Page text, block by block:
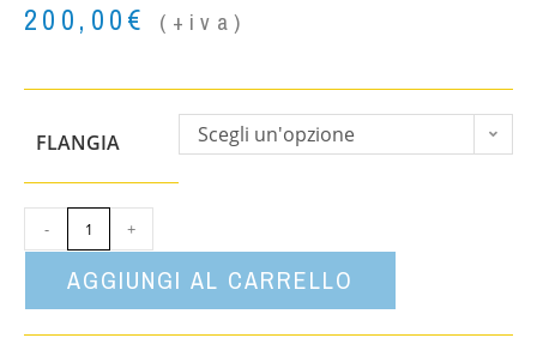
200,00€ (+iva)
FLANGIA Scegli un'opzione
- +
AGGIUNGI AL CARRELLO